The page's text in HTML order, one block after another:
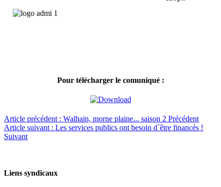
Pour télécharger le comuniqué :
Article précédent : Walhain, morne plaine... saison 2 Précédent
Article suivant : Les services publics ont besoin d´être financés !
Suivant
Liens syndicaux